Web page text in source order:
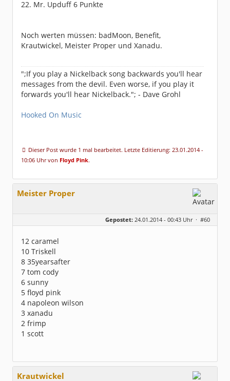
22. Mr. Upduff 6 Punkte
Noch werten müssen: badMoon, Benefit,
Krautwickel, Meister Proper und Xanadu.
";If you play a Nickelback song backwards you'll hear
messages from the devil. Even worse, if you play it
forwards you'll hear Nickelback."; - Dave Grohl
Hooked On Music
Dieser Post wurde 1 mal bearbeitet. Letzte Editierung: 23.01.2014 -
10:06 Uhr von Floyd Pink.
Meister Proper
Gepostet: 24.01.2014 - 00:43 Uhr · #60
12 caramel
10 Triskell
8 35yearsafter
7 tom cody
6 sunny
5 floyd pink
4 napoleon wilson
3 xanadu
2 frimp
1 scott
Krautwickel